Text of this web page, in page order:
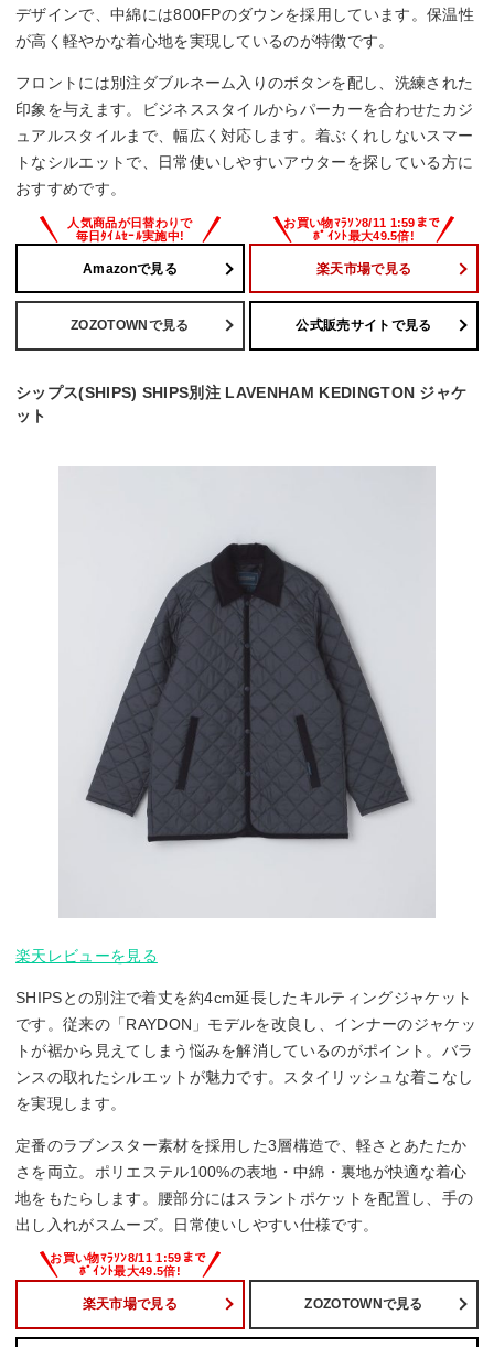
デザインで、中綿には800FPのダウンを採用しています。保温性
が高く軽やかな着心地を実現しているのが特徴です。
フロントには別注ダブルネーム入りのボタンを配し、洗練された
印象を与えます。ビジネススタイルからパーカーを合わせたカジ
ュアルスタイルまで、幅広く対応します。着ぶくれしないスマー
トなシルエットで、日常使いしやすいアウターを探している方に
おすすめです。
Amazonで見る 楽天市場で見る
ZOZOTOWNで見る 公式販売サイトで見る
シップス(SHIPS) SHIPS別注 LAVENHAM KEDINGTON ジャケ
ット
楽天レビューを見る
SHIPSとの別注で着丈を約4cm延長したキルティングジャケット
です。従来の「RAYDON」モデルを改良し、インナーのジャケッ
トが裾から見えてしまう悩みを解消しているのがポイント。バラ
ンスの取れたシルエットが魅力です。スタイリッシュな着こなし
を実現します。
定番のラブンスター素材を採用した3層構造で、軽さとあたたか
さを両立。ポリエステル100%の表地・中綿・裏地が快適な着心
地をもたらします。腰部分にはスラントポケットを配置し、手の
出し入れがスムーズ。日常使いしやすい仕様です。
楽天市場で見る ZOZOTOWNで見る